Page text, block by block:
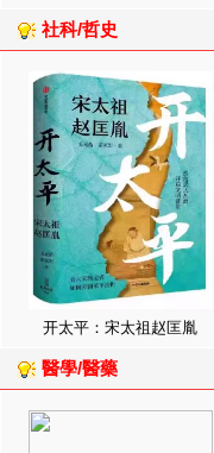
社科/哲史
开太平：宋太祖赵匡胤
醫學/醫藥